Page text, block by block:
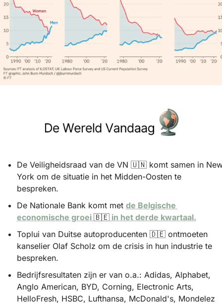
De Veiligheidsraad van de VN 🇺🇳 komt samen in
York om de situatie in het Midden-Oosten te
bespreken.
De Nationale Bank komt met de Belgische
economische groei 🇧🇪 in het derde kwartaal.
Toplui van Duitse autoproducenten 🇩🇪 ontmoeten
kanselier Olaf Scholz om de crisis in hun industrie te
bespreken.
Bedrijfsresultaten zijn er van o.a.: Adidas, Alphabet,
Anglo American, BYD, Corning, Electronic Arts,
HelloFresh, HSBC, Lufthansa, McDonald's, Mondelez